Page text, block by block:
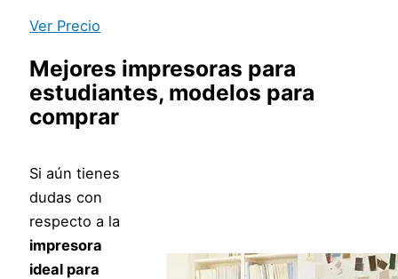
Ver Precio
Mejores impresoras para
estudiantes, modelos para
comprar
Si aún tienes
dudas con
respecto a la
impresora
ideal para